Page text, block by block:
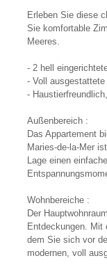
Erleben Sie diese
Sie komfortable
Meeres.
- 2 hell
- Voll
-
Außenbereich :
Das Appartement
Maries-de-la-Mer
Lage einen
Wohnbereiche :
Der
Entdeckungen. Mit
dem Sie sich vor
modernen, voll